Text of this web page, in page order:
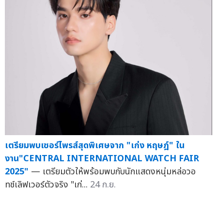
เตรียมพบเซอร์ไพรส์สุดพิเศษจาก "เก่ง หฤษฎ์" ใน
งาน"CENTRAL INTERNATIONAL WATCH FAIR
2025" — เตรียมตัวให้พร้อมพบกับนักแสดงหนุ่มหล่อวอ
ทช์เลิฟเวอร์ตัวจริง "เก่... 24 ก.ย.